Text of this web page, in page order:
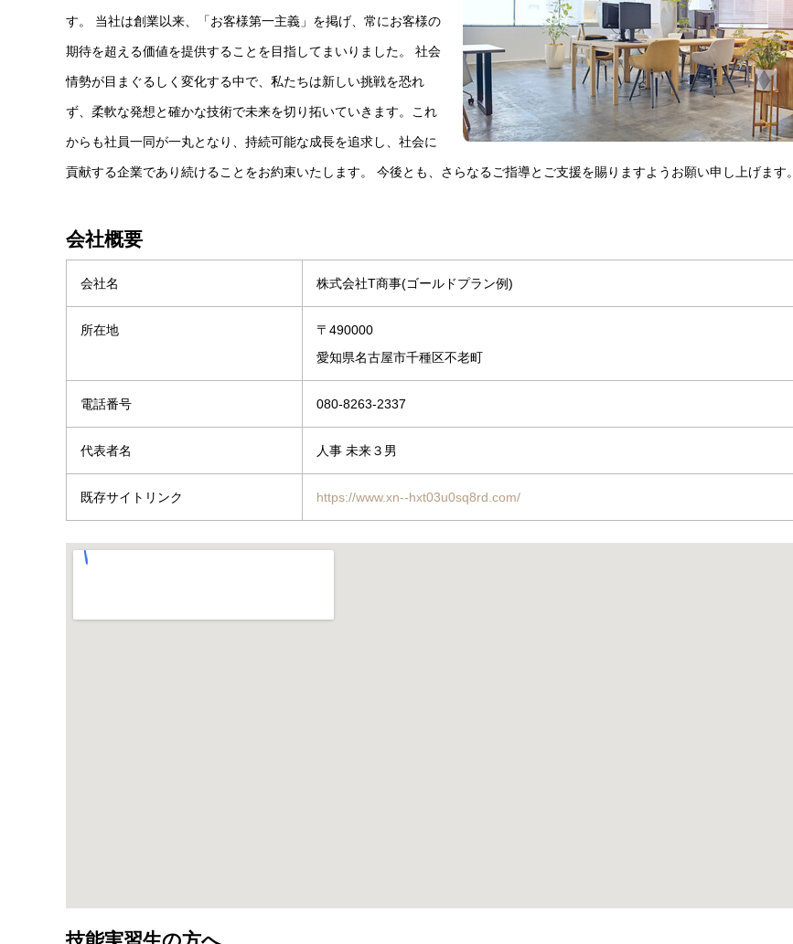
す。 当社は創業以来、「お客様第一主義」を掲げ、常にお客様の
期待を超える価値を提供することを目指してまいりました。 社会
情勢が目まぐるしく変化する中で、私たちは新しい挑戦を恐れ
ず、柔軟な発想と確かな技術で未来を切り拓いていきます。これ
からも社員一同が一丸となり、持続可能な成長を追求し、社会に
貢献する企業であり続けることをお約束いたします。 今後とも、さらなるご指導とご支援を賜りますようお願い申し上げます。
会社概要
会社名 株式会社T商事(ゴールドプラン例)
所在地
〒490000
愛知県名古屋市千種区不老町
電話番号 080-8263-2337
代表者名 人事 未来３男
既存サイトリンク https://www.xn--hxt03u0sq8rd.com/
技能実習生の方へ